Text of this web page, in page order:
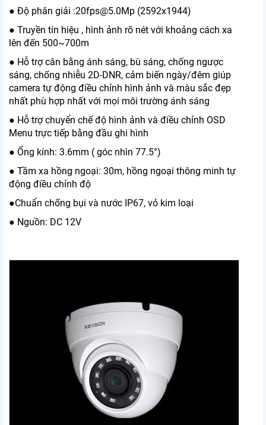
● Độ phân giải :20fps@5.0Mp (2592x1944)
● Truyền tín hiệu , hình ảnh rõ nét với khoảng cách xa
lên đến 500~700m
● Hỗ trợ cân bằng ánh sáng, bù sáng, chống ngược
sáng, chống nhiễu 2D-DNR, cảm biến ngày/đêm giúp
camera tự động điều chỉnh hình ảnh và màu sắc đẹp
nhất phù hợp nhất với mọi môi trường ánh sáng
● Hỗ trợ chuyển chế độ hình ảnh và điều chỉnh OSD
Menu trực tiếp bằng đầu ghi hình
● Ống kính: 3.6mm ( góc nhìn 77.5°)
● Tầm xa hồng ngoại: 30m, hồng ngoại thông minh tự
động điều chỉnh độ
●Chuẩn chống bụi và nước IP67, vỏ kim loại
● Nguồn: DC 12V